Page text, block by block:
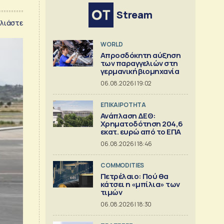
Stream
WORLD
Απροσδόκητη αύξηση
των παραγγελιών στη
γερμανική βιομηχανία
06.08.2026 | 19:02
ΕΠΙΚΑΙΡΟΤΗΤΑ
Ανάπλαση ΔΕΘ:
Χρηματοδότηση 204,6
εκατ. ευρώ από το ΕΠΑ
06.08.2026 | 18:46
COMMODITIES
Πετρέλαιο: Πού θα
κάτσει η «μπίλια» των
τιμών
06.08.2026 | 18:30